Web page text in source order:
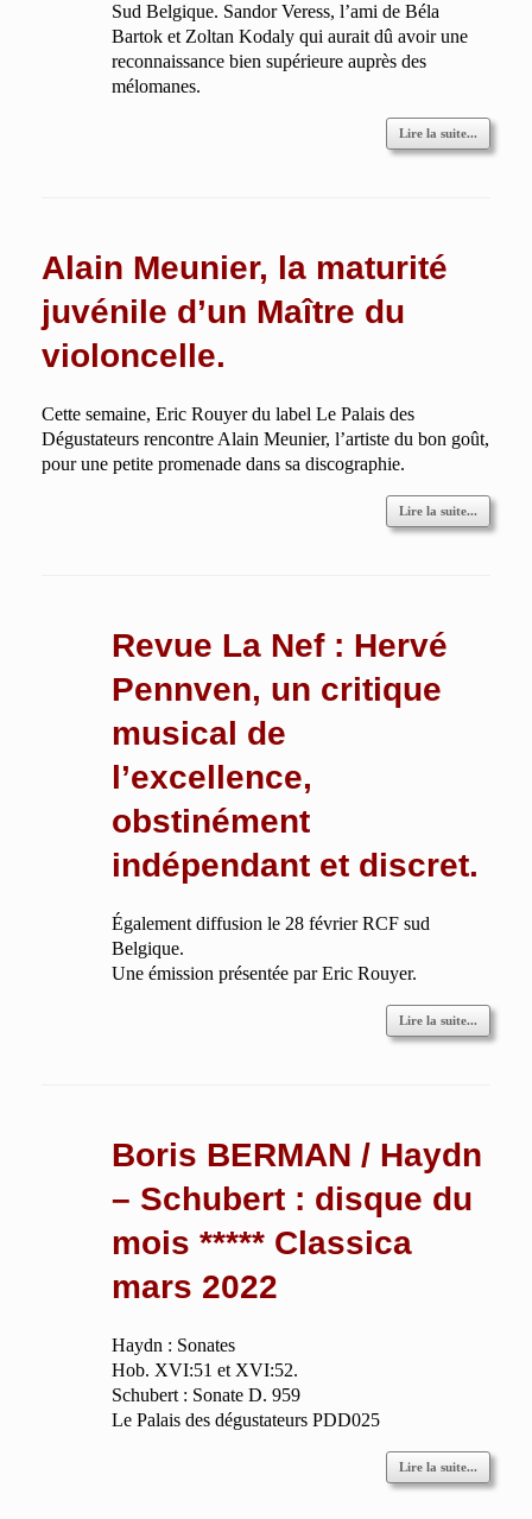
Sud Belgique. Sandor Veress, l’ami de Béla
Bartok et Zoltan Kodaly qui aurait dû avoir une
reconnaissance bien supérieure auprès des
mélomanes.
Lire la suite...
Alain Meunier, la maturité
juvénile d’un Maître du
violoncelle.
Cette semaine, Eric Rouyer du label Le Palais des
Dégustateurs rencontre Alain Meunier, l’artiste du bon goût,
pour une petite promenade dans sa discographie.
Lire la suite...
Revue La Nef : Hervé
Pennven, un critique
musical de
l’excellence,
obstinément
indépendant et discret.
Également diffusion le 28 février RCF sud
Belgique.
Une émission présentée par Eric Rouyer.
Lire la suite...
Boris BERMAN / Haydn
– Schubert : disque du
mois ***** Classica
mars 2022
Haydn : Sonates
Hob. XVI:51 et XVI:52.
Schubert : Sonate D. 959
Le Palais des dégustateurs PDD025
Lire la suite...